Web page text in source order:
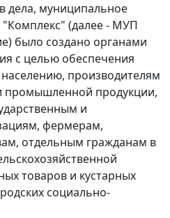
дела, муниципальное
(далее - МУП
было создано органами
с целью обеспечения
производителям
промышленной продукции,
и
фермерам,
отдельным гражданам в
товаров и кустарных
социально-